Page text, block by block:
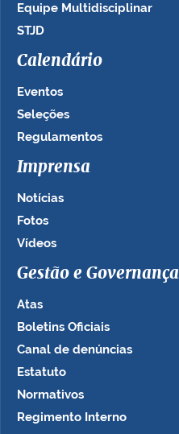
Equipe Multidisciplinar
STJD
Calendário
Eventos
Seleções
Regulamentos
Imprensa
Notícias
Fotos
Vídeos
Gestão e Governança
Atas
Boletins Oficiais
Canal de denúncias
Estatuto
Normativos
Regimento Interno